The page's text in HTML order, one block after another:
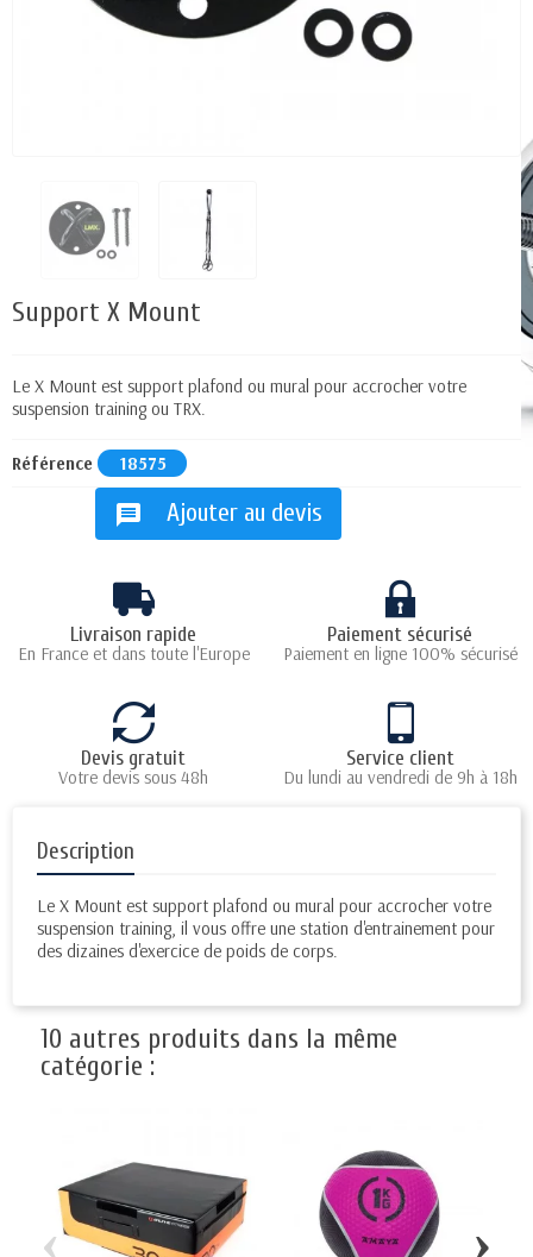
Support X Mount
Le X Mount est support plafond ou mural pour accrocher votre
suspension training ou TRX.
Référence 18575
message Ajouter au devis
Livraison rapide
En France et dans toute l'Europe
Paiement sécurisé
Paiement en ligne 100% sécurisé
Devis gratuit
Votre devis sous 48h
Service client
Du lundi au vendredi de 9h à 18h
Description
Le X Mount est support plafond ou mural pour accrocher votre
suspension training, il vous offre une station d'entrainement pour
des dizaines d'exercice de poids de corps.
10 autres produits dans la même
catégorie :
‹ ›